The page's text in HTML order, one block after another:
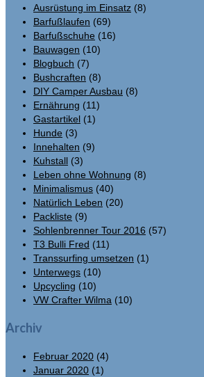
Ausrüstung im Einsatz (8)
Barfußlaufen (69)
Barfußschuhe (16)
Bauwagen (10)
Blogbuch (7)
Bushcraften (8)
DIY Camper Ausbau (8)
Ernährung (11)
Gastartikel (1)
Hunde (3)
Innehalten (9)
Kuhstall (3)
Leben ohne Wohnung (8)
Minimalismus (40)
Natürlich Leben (20)
Packliste (9)
Sohlenbrenner Tour 2016 (57)
T3 Bulli Fred (11)
Transsurfing umsetzen (1)
Unterwegs (10)
Upcycling (10)
VW Crafter Wilma (10)
Archiv
Februar 2020 (4)
Januar 2020 (1)